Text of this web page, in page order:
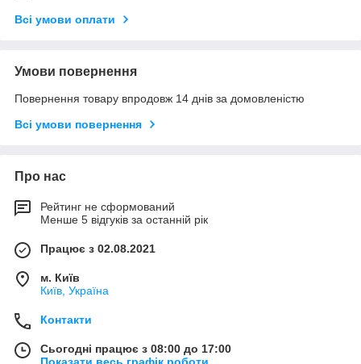
Всі умови оплати
Умови повернення
Повернення товару впродовж 14 днів за домовленістю
Всі умови повернення
Про нас
Рейтинг не сформований
Менше 5 відгуків за останній рік
Працює з 02.08.2021
м. Київ
Київ, Україна
Контакти
Сьогодні працює з 08:00 до 17:00
Показати весь графік роботи